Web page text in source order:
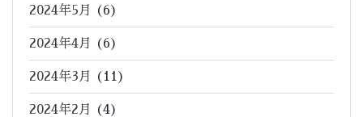
2024年5月 (6)
2024年4月 (6)
2024年3月 (11)
2024年2月 (4)